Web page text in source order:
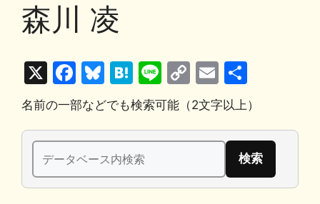
森川 凌
X
F
a
c
e
b
o
Bl
u
e
s
k
y
H
at
e
n
a
Li
n
e
C
o
p
y
n
E
m
ai
l
有
名前の一部などでも検索可能（2文字以上）
検
索: